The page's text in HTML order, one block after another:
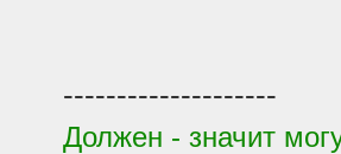
--------------------
Должен - значит